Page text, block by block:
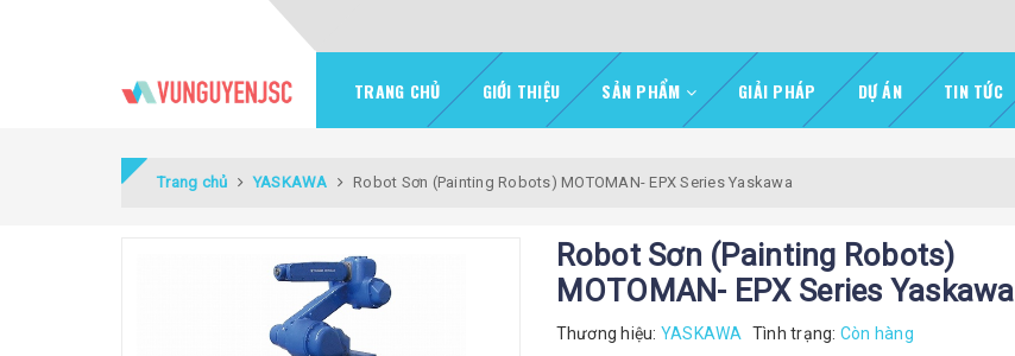
TRANG CHỦ GIỚI THIỆU SẢN PHẨM GIẢI PHÁP DỰ ÁN TIN TỨC
Trang chủ YASKAWA Robot Sơn (Painting Robots) MOTOMAN- EPX Series Yaskawa
Robot Sơn (Painting Robots)
MOTOMAN- EPX Series Yaskawa
Thương hiệu: YASKAWA Tình trạng: Còn hàng